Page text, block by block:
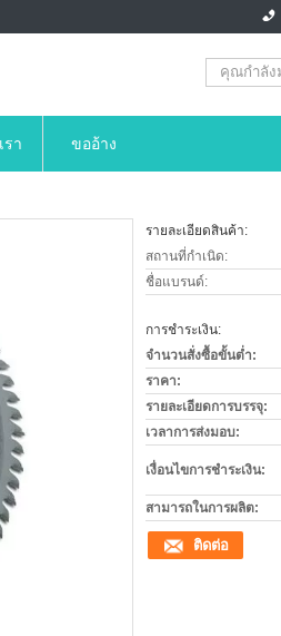
รา ขออ้าง
รายละเอียดสินค้า:
สถานที่กำเนิด:
ชื่อแบรนด์:
การชำระเงิน:
จำนวนสั่งซื้อขั้นต่ำ:
ราคา:
รายละเอียดการบรรจุ:
เวลาการส่งมอบ:
เงื่อนไขการชำระเงิน:
สามารถในการผลิต:
ติดต่อ